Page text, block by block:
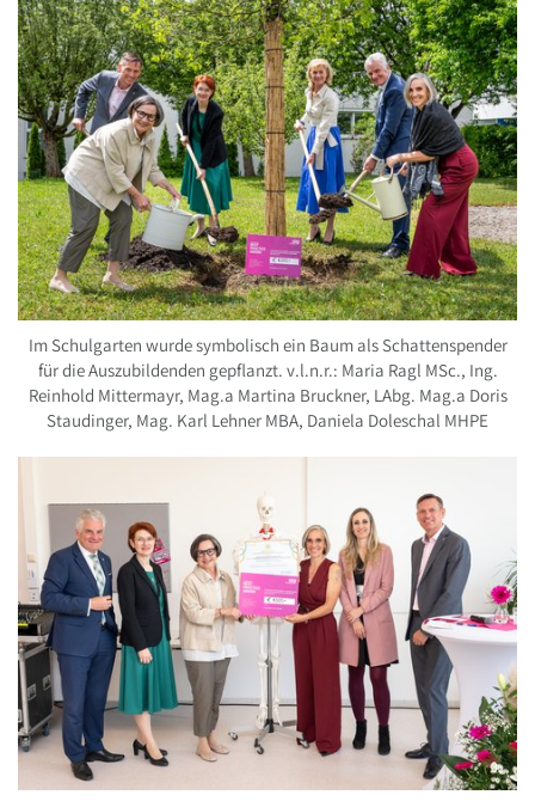
Im Schulgarten wurde symbolisch ein Baum als Schattenspender
für die Auszubildenden gepflanzt. v.l.n.r.: Maria Ragl MSc., Ing.
Reinhold Mittermayr, Mag.a Martina Bruckner, LAbg. Mag.a Doris
Staudinger, Mag. Karl Lehner MBA, Daniela Doleschal MHPE